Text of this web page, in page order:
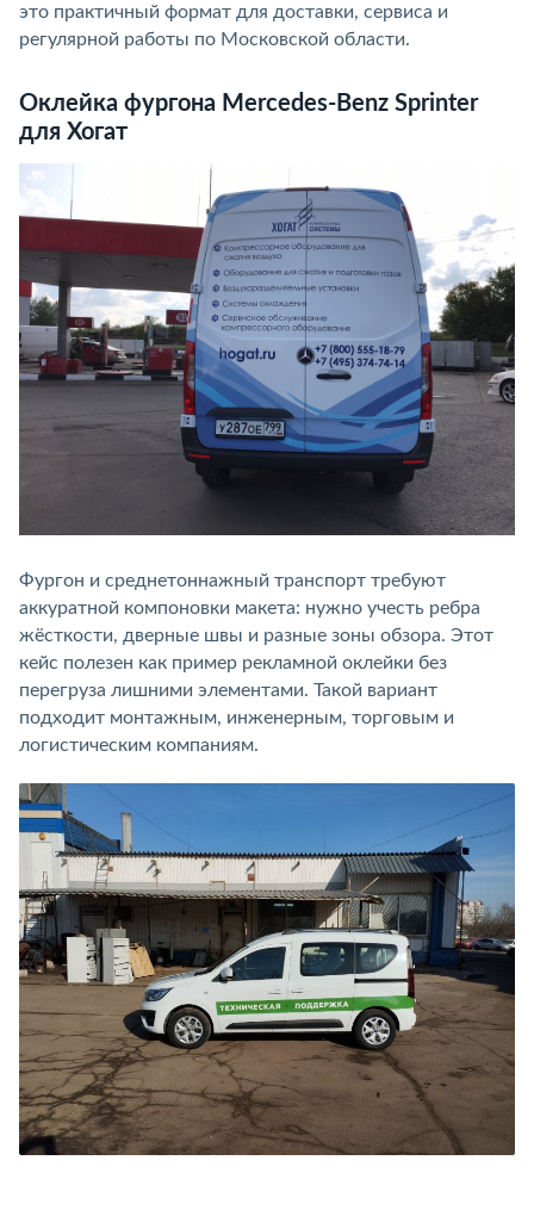
это практичный формат для доставки, сервиса и
регулярной работы по Московской области.
Оклейка фургона Mercedes-Benz Sprinter
для Хогат
Фургон и среднетоннажный транспорт требуют
аккуратной компоновки макета: нужно учесть ребра
жёсткости, дверные швы и разные зоны обзора. Этот
кейс полезен как пример рекламной оклейки без
перегруза лишними элементами. Такой вариант
подходит монтажным, инженерным, торговым и
логистическим компаниям.